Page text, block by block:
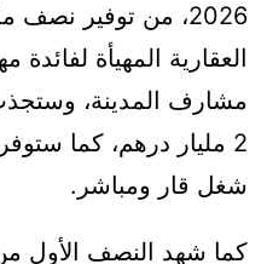
2026، من توفير
العقارية المهيأة
مشارف المدينة،
شغل قار ومباشر.